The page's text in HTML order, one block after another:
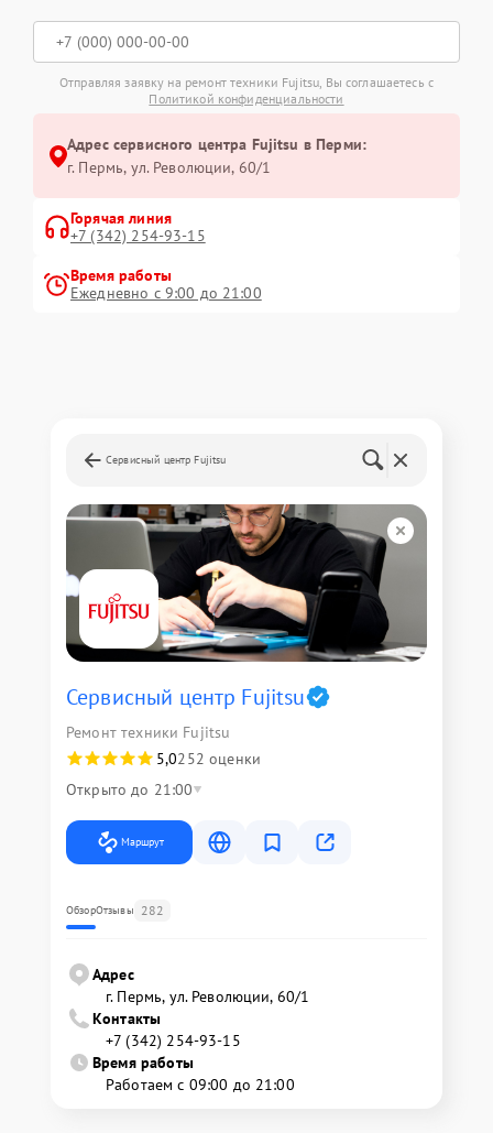
Отправляя заявку на ремонт техники Fujitsu, Вы соглашаетесь с
Политикой конфиденциальности
Адрес сервисного центра Fujitsu в Перми:
г. Пермь, ул. ​Революции, 60/1
Горячая линия
+7 (342) 254-93-15
Время работы
Ежедневно с 9:00 до 21:00
Сервисный центр Fujitsu
Сервисный центр Fujitsu
Ремонт техники Fujitsu
5,0252 оценки
Открыто до 21:00
Маршрут
ОбзорОтзывы 282
Адрес
г. Пермь, ул. ​Революции, 60/1
Контакты
+7 (342) 254-93-15
Время работы
Работаем с 09:00 до 21:00